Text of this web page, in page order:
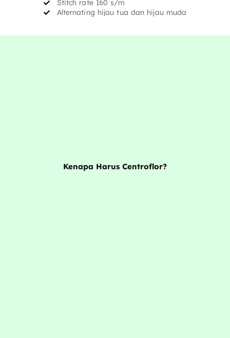
Stitch rate 160 s/m
Alternating hijau tua dan hijau muda
Kenapa Harus Centroflor?